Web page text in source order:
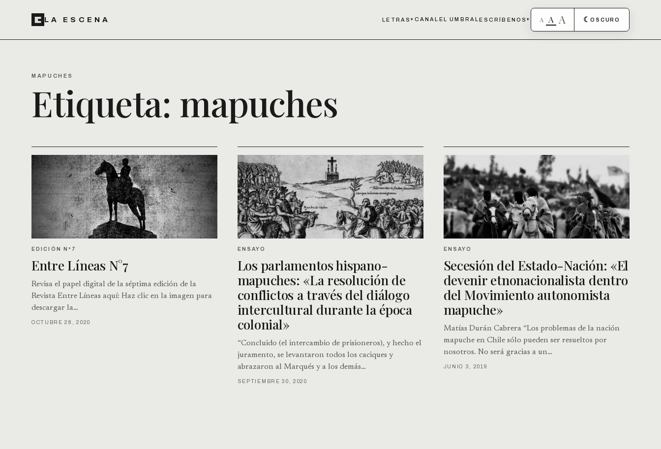
LA ESCENA LETRAS▾ CANAL EL UMBRALESCRÍBENOS▾ A A A ☾OSCURO
MAPUCHES
Etiqueta: mapuches
EDICIÓN N°7
Entre Líneas N°7
Revisa el papel digital de la séptima edición de la
Revista Entre Líneas aquí: Haz clic en la imagen para
descargar la…
OCTUBRE 28, 2020
ENSAYO
Los parlamentos hispano-
mapuches: «La resolución de
conflictos a través del diálogo
intercultural durante la época
colonial»
“Concluido (el intercambio de prisioneros), y hecho el
juramento, se levantaron todos los caciques y
abrazaron al Marqués y a los demás…
SEPTIEMBRE 30, 2020
ENSAYO
Secesión del Estado-Nación: «El
devenir etnonacionalista dentro
del Movimiento autonomista
mapuche»
Matías Durán Cabrera “Los problemas de la nación
mapuche en Chile sólo pueden ser resueltos por
nosotros. No será gracias a un…
JUNIO 3, 2019